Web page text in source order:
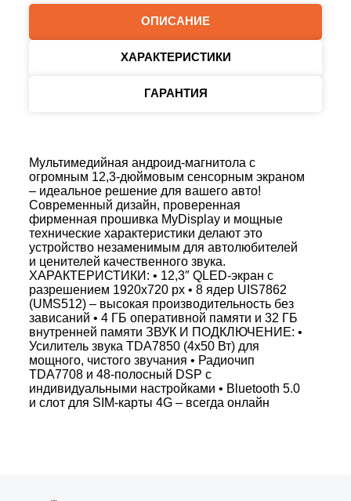
ОПИСАНИЕ
ХАРАКТЕРИСТИКИ
ГАРАНТИЯ
Мультимедийная андроид-магнитола с
огромным 12,3‑дюймовым сенсорным экраном
– идеальное решение для вашего авто!
Современный дизайн, проверенная
фирменная прошивка MyDisplay и мощные
технические характеристики делают это
устройство незаменимым для автолюбителей
и ценителей качественного звука.
ХАРАКТЕРИСТИКИ: • 12,3″ QLED‑экран с
разрешением 1920x720 px • 8 ядер UIS7862
(UMS512) – высокая производительность без
зависаний • 4 ГБ оперативной памяти и 32 ГБ
внутренней памяти ЗВУК И ПОДКЛЮЧЕНИЕ: •
Усилитель звука TDA7850 (4x50 Вт) для
мощного, чистого звучания • Радиочип
TDA7708 и 48‑полосный DSP с
индивидуальными настройками • Bluetooth 5.0
и слот для SIM‑карты 4G – всегда онлайн